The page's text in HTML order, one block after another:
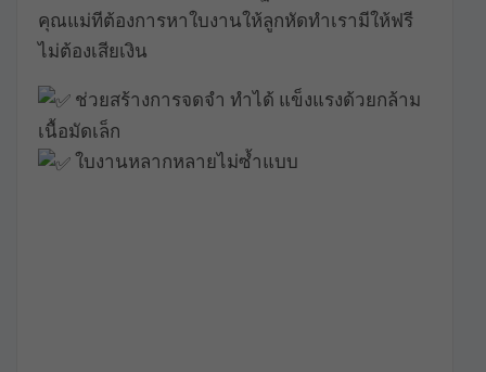
คุณแม่ทีต้องการหาใบงานให้ลูกหัดทำเรามีให้ฟรี
ไม่ต้องเสียเงิน
ช่วยสร้างการจดจำ ทำได้ แข็งแรงด้วยกล้าม
เนื้อมัดเล็ก
ใบงานหลากหลายไม่ซ้ำแบบ